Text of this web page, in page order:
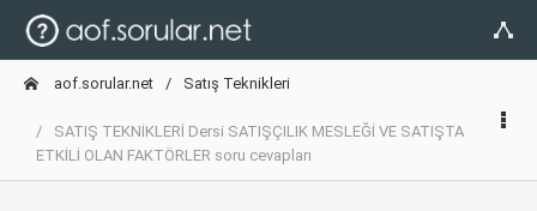
aof.sorular.net Satış Teknikleri
SATIŞ TEKNİKLERİ Dersi SATIŞÇILIK MESLEĞİ VE SATIŞTA
ETKİLİ OLAN FAKTÖRLER soru cevapları